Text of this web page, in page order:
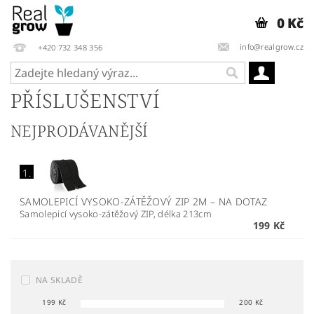
+420 732 348 356 info@realgrow.cz
0 Kč
PŘÍSLUŠENSTVÍ
NEJPRODÁVANĚJŠÍ
1.
SAMOLEPICÍ VYSOKO-ZÁTĚŽOVÝ ZIP 2M– NA DOTAZ
Samolepicí vysoko-zátěžový ZIP, délka 213cm
199 Kč
NA SKLADĚ
199 Kč 200 Kč